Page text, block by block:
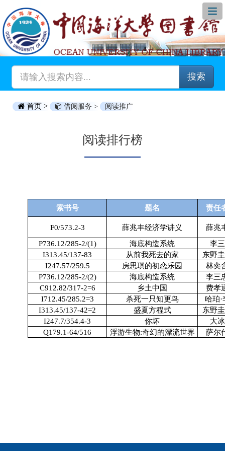
搜索
首页 > 借阅服务 > 阅读推广
阅读排行榜
索书号 题名 责任
F0/573.2-3 薛兆丰经济学讲义
薛兆
P736.12/285-2/(1)
海底构造系统
李三
I313.45/137-83
从前我死去的家
东野
I247.57/259.5
房思琪的初恋乐园
林奕
P736.12/285-2/(2)
海底构造系统
李三
C912.82/317-2=6
乡土中国
费孝
I712.45/285.2=3
杀死一只知更鸟
哈珀·
I313.45/137-42=2
盛夏方程式
东野
I247.7/354.4-3
你坏
大冰
Q179.1-64/516
浮游生物:奇幻的漂流世界 萨尔